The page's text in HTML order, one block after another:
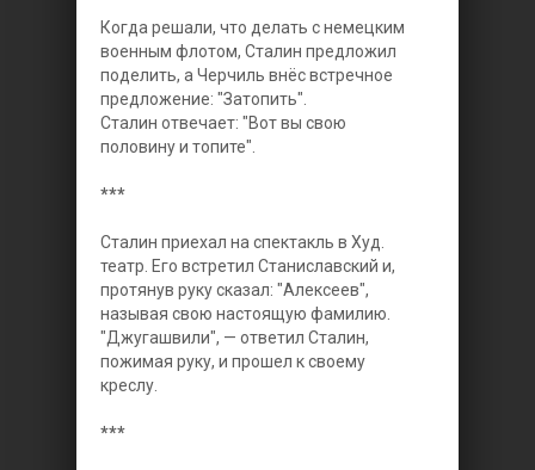
Когда решали, что делать с немецким
военным флотом, Сталин предложил
поделить, а Черчиль внёс встречное
предложение: "Затопить".
Сталин отвечает: "Вот вы свою
половину и топите".
***
Сталин приехал на спектакль в Худ.
театр. Его встретил Станиславский и,
протянув руку сказал: "Алексеев",
называя свою настоящую фамилию.
"Джугашвили", — ответил Сталин,
пожимая руку, и прошел к своему
креслу.
***